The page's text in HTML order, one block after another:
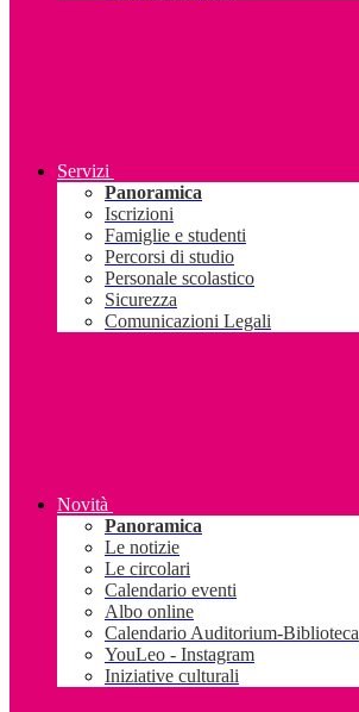
Servizi
Panoramica
Iscrizioni
Famiglie e studenti
Percorsi di studio
Personale scolastico
Sicurezza
Comunicazioni Legali
Novità
Panoramica
Le notizie
Le circolari
Calendario eventi
Albo online
Calendario Auditorium-Biblioteca
YouLeo - Instagram
Iniziative culturali